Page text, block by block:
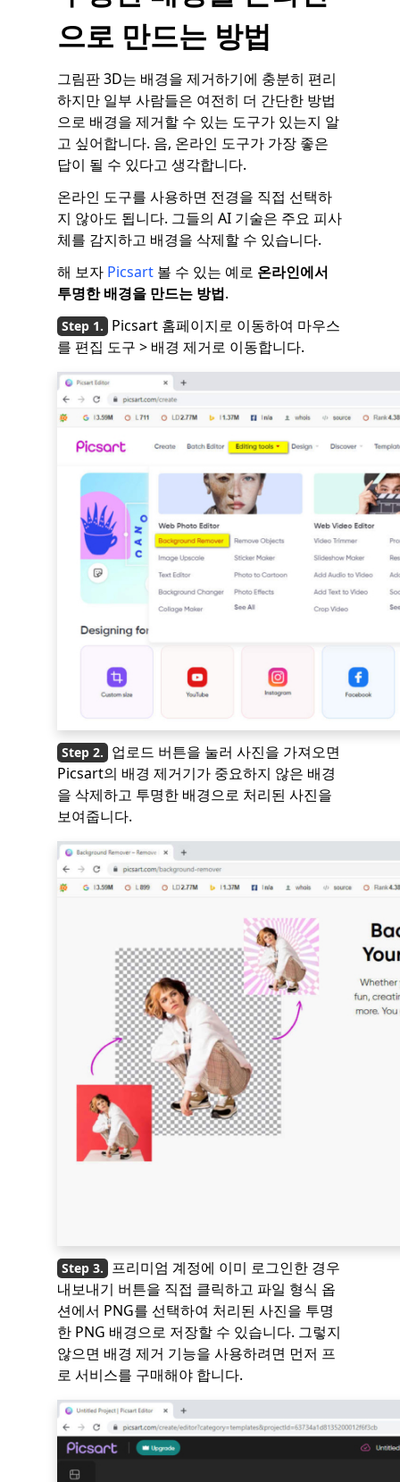
으로 만드는 방법
그림판 3D는 배경을 제거하기에 충분히 편리
하지만 일부 사람들은 여전히 ​​더 간단한 방법
으로 배경을 제거할 수 있는 도구가 있는지 알
고 싶어합니다. 음, 온라인 도구가 가장 좋은
답이 될 수 있다고 생각합니다.
온라인 도구를 사용하면 전경을 직접 선택하
지 않아도 됩니다. 그들의 AI 기술은 주요 피사
체를 감지하고 배경을 삭제할 수 있습니다.
해 보자 Picsart 볼 수 있는 예로 온라인에서
투명한 배경을 만드는 방법.
Picsart 홈페이지로 이동하여 마우스
를 편집 도구 > 배경 제거로 이동합니다.
업로드 버튼을 눌러 사진을 가져오면
Picsart의 배경 제거기가 중요하지 않은 배경
을 삭제하고 투명한 배경으로 처리된 사진을
보여줍니다.
프리미엄 계정에 이미 로그인한 경우
내보내기 버튼을 직접 클릭하고 파일 형식 옵
션에서 PNG를 선택하여 처리된 사진을 투명
한 PNG 배경으로 저장할 수 있습니다. 그렇지
않으면 배경 제거 기능을 사용하려면 먼저 프
로 서비스를 구매해야 합니다.